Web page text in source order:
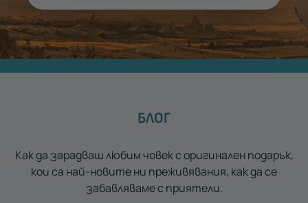
БЛОГ
Как да зарадваш любим човек с оригинален подарък,
кои са най-новите ни преживявания, как да се
забавляваме с приятели.